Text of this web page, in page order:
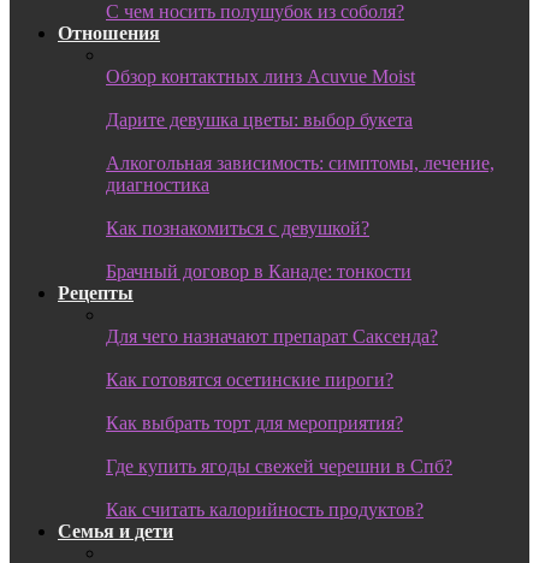
С чем носить полушубок из соболя?
Отношения
Обзор контактных линз Acuvue Moist
Дарите девушка цветы: выбор букета
Алкогольная зависимость: симптомы, лечение,
диагностика
Как познакомиться с девушкой?
Брачный договор в Канаде: тонкости
Рецепты
Для чего назначают препарат Саксенда?
Как готовятся осетинские пироги?
Как выбрать торт для мероприятия?
Где купить ягоды свежей черешни в Спб?
Как считать калорийность продуктов?
Семья и дети